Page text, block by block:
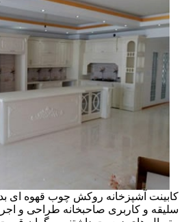
کابینت آشپزخانه روکش چوب قهوه ای
سلیقه و کاربری صاحبخانه طراحی و